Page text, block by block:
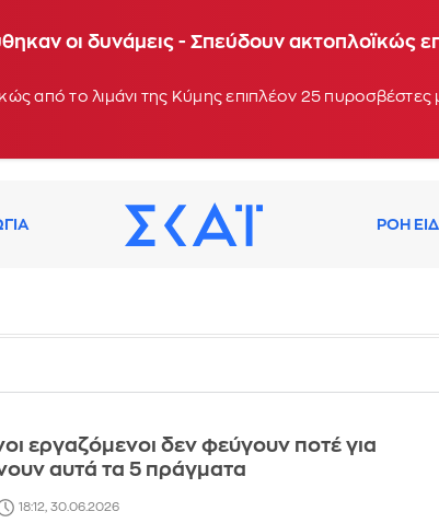
οι δυνάμεις - Σπεύδουν ακτοπλοϊκώς
από το λιμάνι της Κύμης επιπλέον 25
ΡΟΗ
εργαζόμενοι δεν φεύγουν ποτέ για
αυτά τα 5 πράγματα
18:12, 30.06.2026